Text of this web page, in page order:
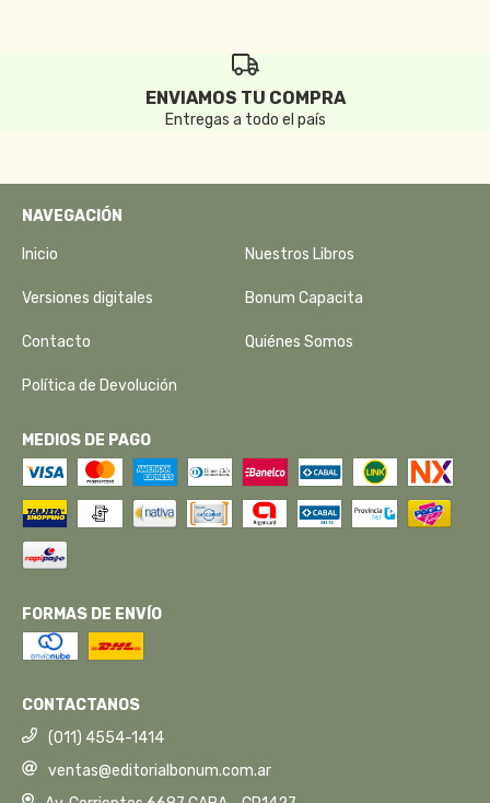
ENVIAMOS TU COMPRA
Entregas a todo el país
NAVEGACIÓN
Inicio Nuestros Libros
Versiones digitales Bonum Capacita
Contacto Quiénes Somos
Política de Devolución
MEDIOS DE PAGO
FORMAS DE ENVÍO
CONTACTANOS
(011) 4554-1414
ventas@editorialbonum.com.ar